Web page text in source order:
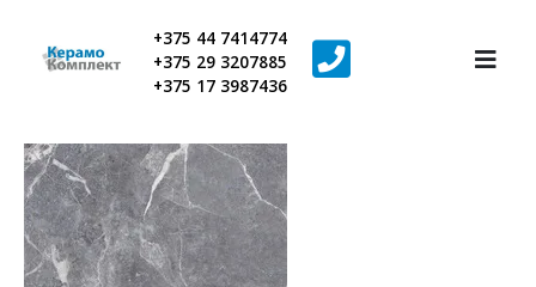
+375 44 7414774
+375 29 3207885
+375 17 3987436